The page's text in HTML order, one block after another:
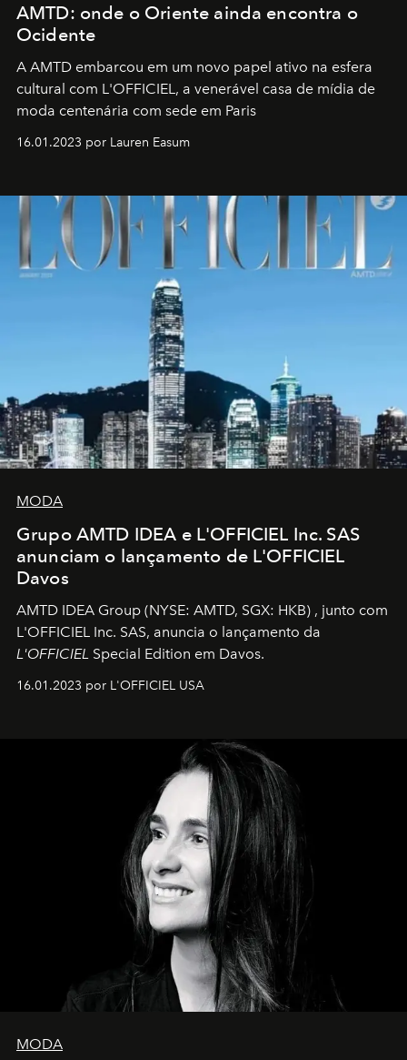
AMTD: onde o Oriente ainda encontra o
Ocidente
A AMTD embarcou em um novo papel ativo na esfera
cultural com L'OFFICIEL, a venerável casa de mídia de
moda centenária com sede em Paris
16.01.2023 por Lauren Easum
MODA
Grupo AMTD IDEA e L'OFFICIEL Inc. SAS
anunciam o lançamento de L'OFFICIEL
Davos
AMTD IDEA Group (NYSE: AMTD, SGX: HKB) , junto com
L'OFFICIEL Inc. SAS, anuncia o lançamento da
L'OFFICIEL Special Edition em Davos.
16.01.2023 por L'OFFICIEL USA
MODA